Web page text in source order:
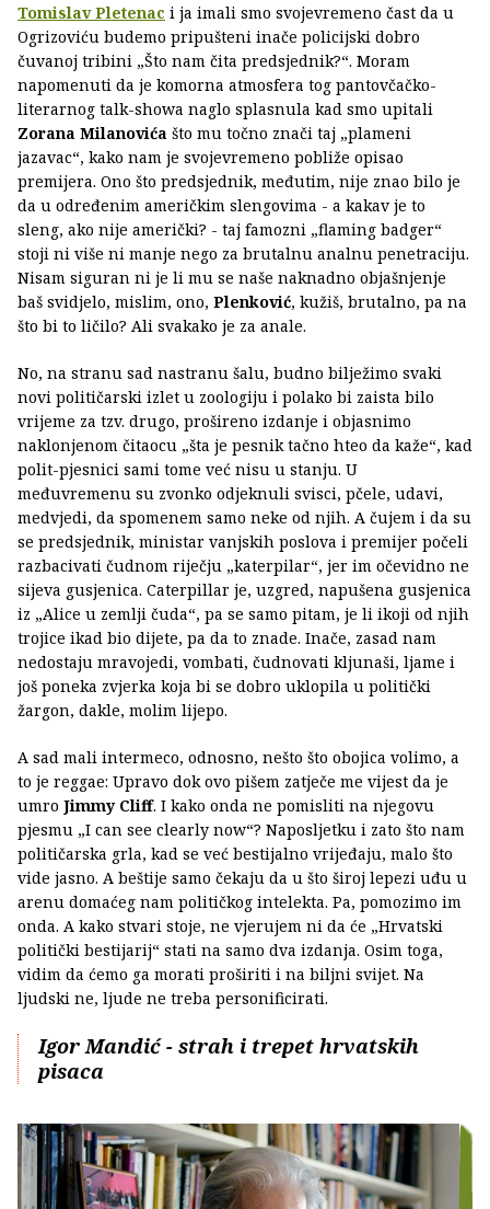
Tomislav Pletenac i ja imali smo svojevremeno čast da u
Ogrizoviću budemo pripušteni inače policijski dobro
čuvanoj tribini „Što nam čita predsjednik?“. Moram
napomenuti da je komorna atmosfera tog pantovčačko-
literarnog talk-showa naglo splasnula kad smo upitali
Zorana Milanovića što mu točno znači taj „plameni
jazavac“, kako nam je svojevremeno pobliže opisao
premijera. Ono što predsjednik, međutim, nije znao bilo je
da u određenim američkim slengovima - a kakav je to
sleng, ako nije američki? - taj famozni „flaming badger“
stoji ni više ni manje nego za brutalnu analnu penetraciju.
Nisam siguran ni je li mu se naše naknadno objašnjenje
baš svidjelo, mislim, ono, Plenković, kužiš, brutalno, pa na
što bi to ličilo? Ali svakako je za anale.
No, na stranu sad nastranu šalu, budno bilježimo svaki
novi političarski izlet u zoologiju i polako bi zaista bilo
vrijeme za tzv. drugo, prošireno izdanje i objasnimo
naklonjenom čitaocu „šta je pesnik tačno hteo da kaže“, kad
polit-pjesnici sami tome već nisu u stanju. U
međuvremenu su zvonko odjeknuli svisci, pčele, udavi,
medvjedi, da spomenem samo neke od njih. A čujem i da su
se predsjednik, ministar vanjskih poslova i premijer počeli
razbacivati čudnom riječju „katerpilar“, jer im očevidno ne
sijeva gusjenica. Caterpillar je, uzgred, napušena gusjenica
iz „Alice u zemlji čuda“, pa se samo pitam, je li ikoji od njih
trojice ikad bio dijete, pa da to znade. Inače, zasad nam
nedostaju mravojedi, vombati, čudnovati kljunaši, ljame i
još poneka zvjerka koja bi se dobro uklopila u politički
žargon, dakle, molim lijepo.
A sad mali intermeco, odnosno, nešto što obojica volimo, a
to je reggae: Upravo dok ovo pišem zatječe me vijest da je
umro Jimmy Cliff. I kako onda ne pomisliti na njegovu
pjesmu „I can see clearly now“? Naposljetku i zato što nam
političarska grla, kad se već bestijalno vrijeđaju, malo što
vide jasno. A beštije samo čekaju da u što široj lepezi uđu u
arenu domaćeg nam političkog intelekta. Pa, pomozimo im
onda. A kako stvari stoje, ne vjerujem ni da će „Hrvatski
politički bestijarij“ stati na samo dva izdanja. Osim toga,
vidim da ćemo ga morati proširiti i na biljni svijet. Na
ljudski ne, ljude ne treba personificirati.
Igor Mandić - strah i trepet hrvatskih
pisaca